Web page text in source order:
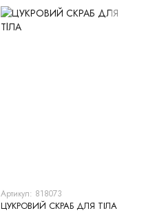
Артикул: 818073
ЦУКРОВИЙ СКРАБ ДЛЯ ТІЛА